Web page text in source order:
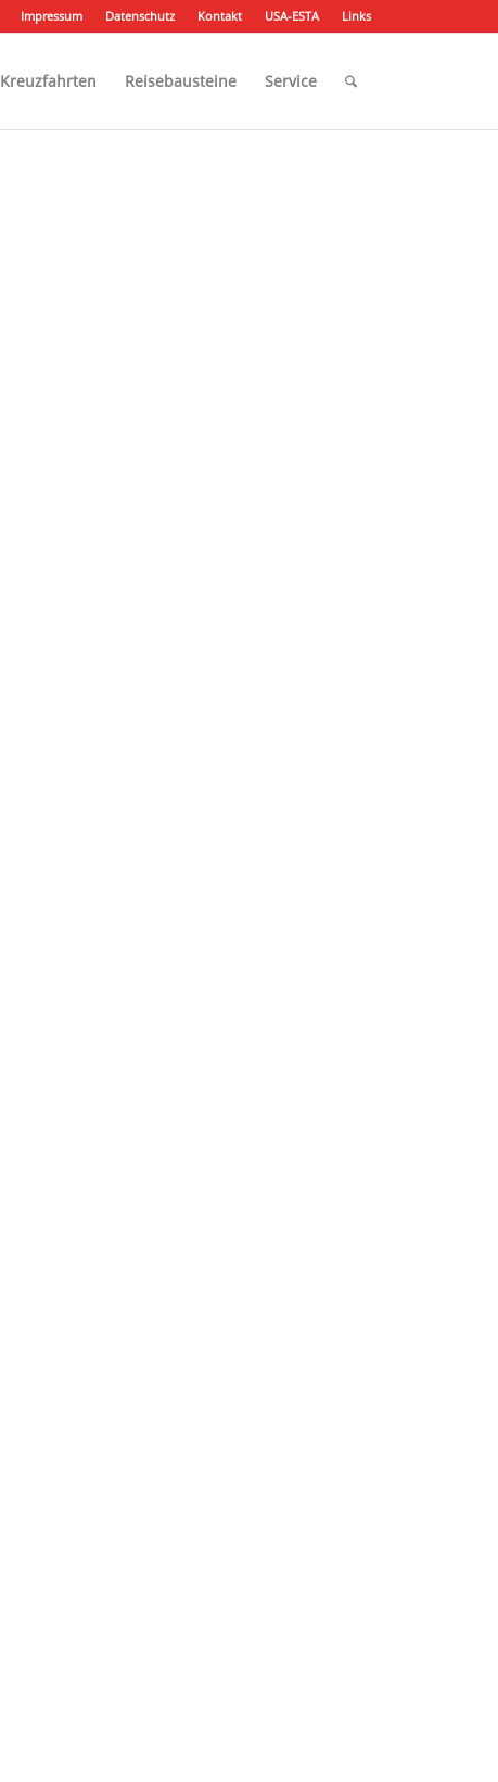
Impressum Datenschutz Kontakt USA-ESTA Links
Kreuzfahrten Reisebausteine Service